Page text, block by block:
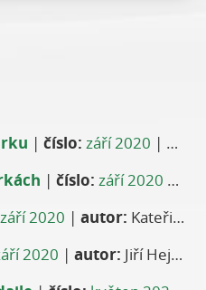
|číslo: září 2020 |
|číslo: září 2020
září 2020 |autor: Kateřina Wollnerová
2020 |autor: Jiří Hejbal